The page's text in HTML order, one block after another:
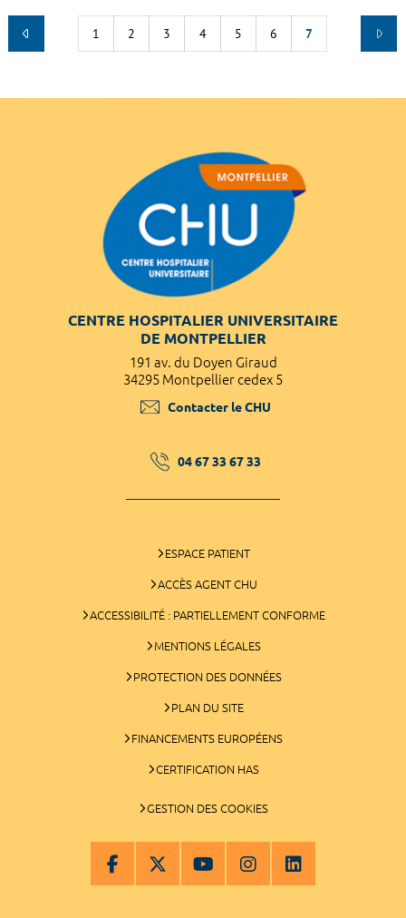
1 2 3 4 5 6 7
CENTRE HOSPITALIER UNIVERSITAIRE
DE MONTPELLIER
191 av. du Doyen Giraud
34295 Montpellier cedex 5
Contacter le CHU
04 67 33 67 33
ESPACE PATIENT
ACCÈS AGENT CHU
ACCESSIBILITÉ : PARTIELLEMENT CONFORME
MENTIONS LÉGALES
PROTECTION DES DONNÉES
PLAN DU SITE
FINANCEMENTS EUROPÉENS
CERTIFICATION HAS
GESTION DES COOKIES